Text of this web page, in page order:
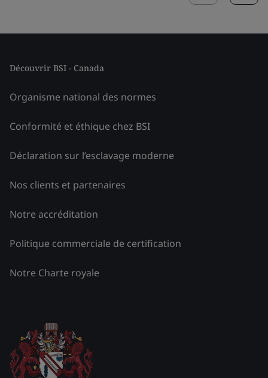
Découvrir BSI - Canada
Organisme national des normes
Conformité et éthique chez BSI
Déclaration sur l’esclavage moderne
Nos clients et partenaires
Notre accréditation
Politique commerciale de certification
Notre Charte royale